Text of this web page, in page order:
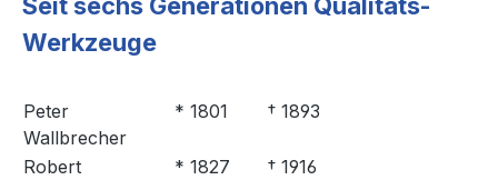
Seit sechs Generationen Qualitäts-
Werkzeuge
Peter
Wallbrecher
* 1801 † 1893
Robert
* 1827 † 1916